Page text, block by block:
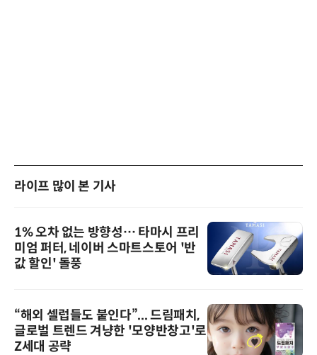
라이프 많이 본 기사
1% 오차 없는 방향성… 타마시 프리
미엄 퍼터, 네이버 스마트스토어 '반
값 할인' 돌풍
“해외 셀럽들도 붙인다”... 드림패치,
글로벌 트렌드 겨냥한 '모양반창고'로
Z세대 공략